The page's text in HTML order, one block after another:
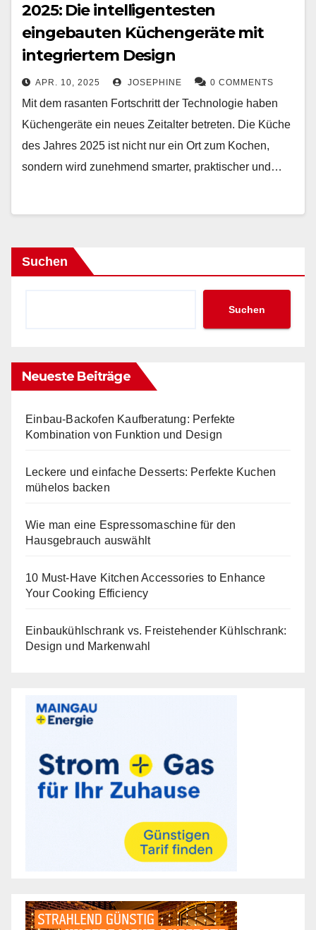
2025: Die intelligentesten
eingebauten Küchengeräte mit
integriertem Design
APR. 10, 2025 JOSEPHINE 0 COMMENTS
Mit dem rasanten Fortschritt der Technologie haben
Küchengeräte ein neues Zeitalter betreten. Die Küche
des Jahres 2025 ist nicht nur ein Ort zum Kochen,
sondern wird zunehmend smarter, praktischer und…
Suchen
Suchen
Neueste Beiträge
Einbau-Backofen Kaufberatung: Perfekte
Kombination von Funktion und Design
Leckere und einfache Desserts: Perfekte Kuchen
mühelos backen
Wie man eine Espressomaschine für den
Hausgebrauch auswählt
10 Must-Have Kitchen Accessories to Enhance
Your Cooking Efficiency
Einbaukühlschrank vs. Freistehender Kühlschrank:
Design und Markenwahl